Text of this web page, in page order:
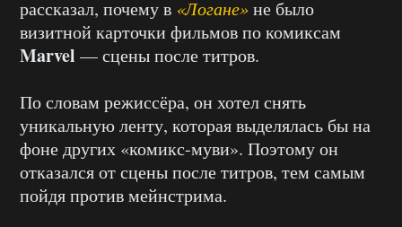
рассказал, почему в «Логане»не было
визитной карточки фильмов по комиксам
Marvel — сцены после титров.
По словам режиссёра, он хотел снять
уникальную ленту, которая выделялась бы на
фоне других «комикс-муви». Поэтому он
отказался от сцены после титров, тем самым
пойдя против мейнстрима.